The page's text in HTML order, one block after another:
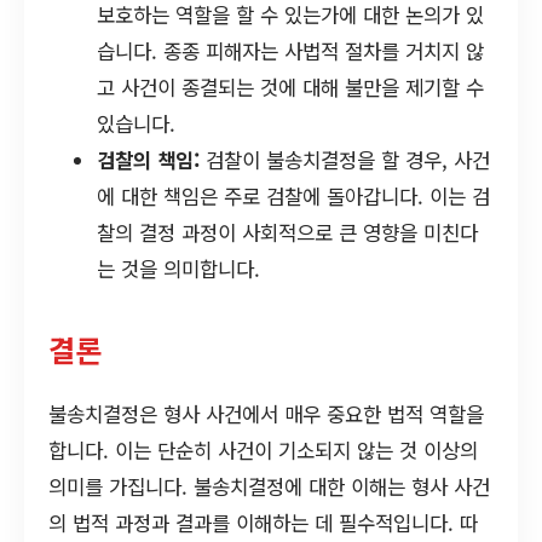
보호하는 역할을 할 수 있는가에 대한 논의가 있
습니다. 종종 피해자는 사법적 절차를 거치지 않
고 사건이 종결되는 것에 대해 불만을 제기할 수
있습니다.
검찰의 책임: 검찰이 불송치결정을 할 경우, 사건
에 대한 책임은 주로 검찰에 돌아갑니다. 이는 검
찰의 결정 과정이 사회적으로 큰 영향을 미친다
는 것을 의미합니다.
결론
불송치결정은 형사 사건에서 매우 중요한 법적 역할을
합니다. 이는 단순히 사건이 기소되지 않는 것 이상의
의미를 가집니다. 불송치결정에 대한 이해는 형사 사건
의 법적 과정과 결과를 이해하는 데 필수적입니다. 따